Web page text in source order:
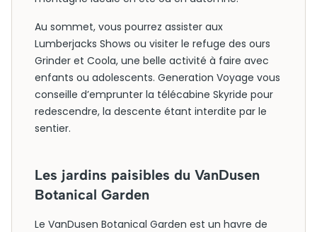
Au sommet, vous pourrez assister aux
Lumberjacks Shows ou visiter le refuge des ours
Grinder et Coola, une belle activité à faire avec
enfants ou adolescents. Generation Voyage vous
conseille d’emprunter la télécabine Skyride pour
redescendre, la descente étant interdite par le
sentier.
Les jardins paisibles du VanDusen
Botanical Garden
Le VanDusen Botanical Garden est un havre de